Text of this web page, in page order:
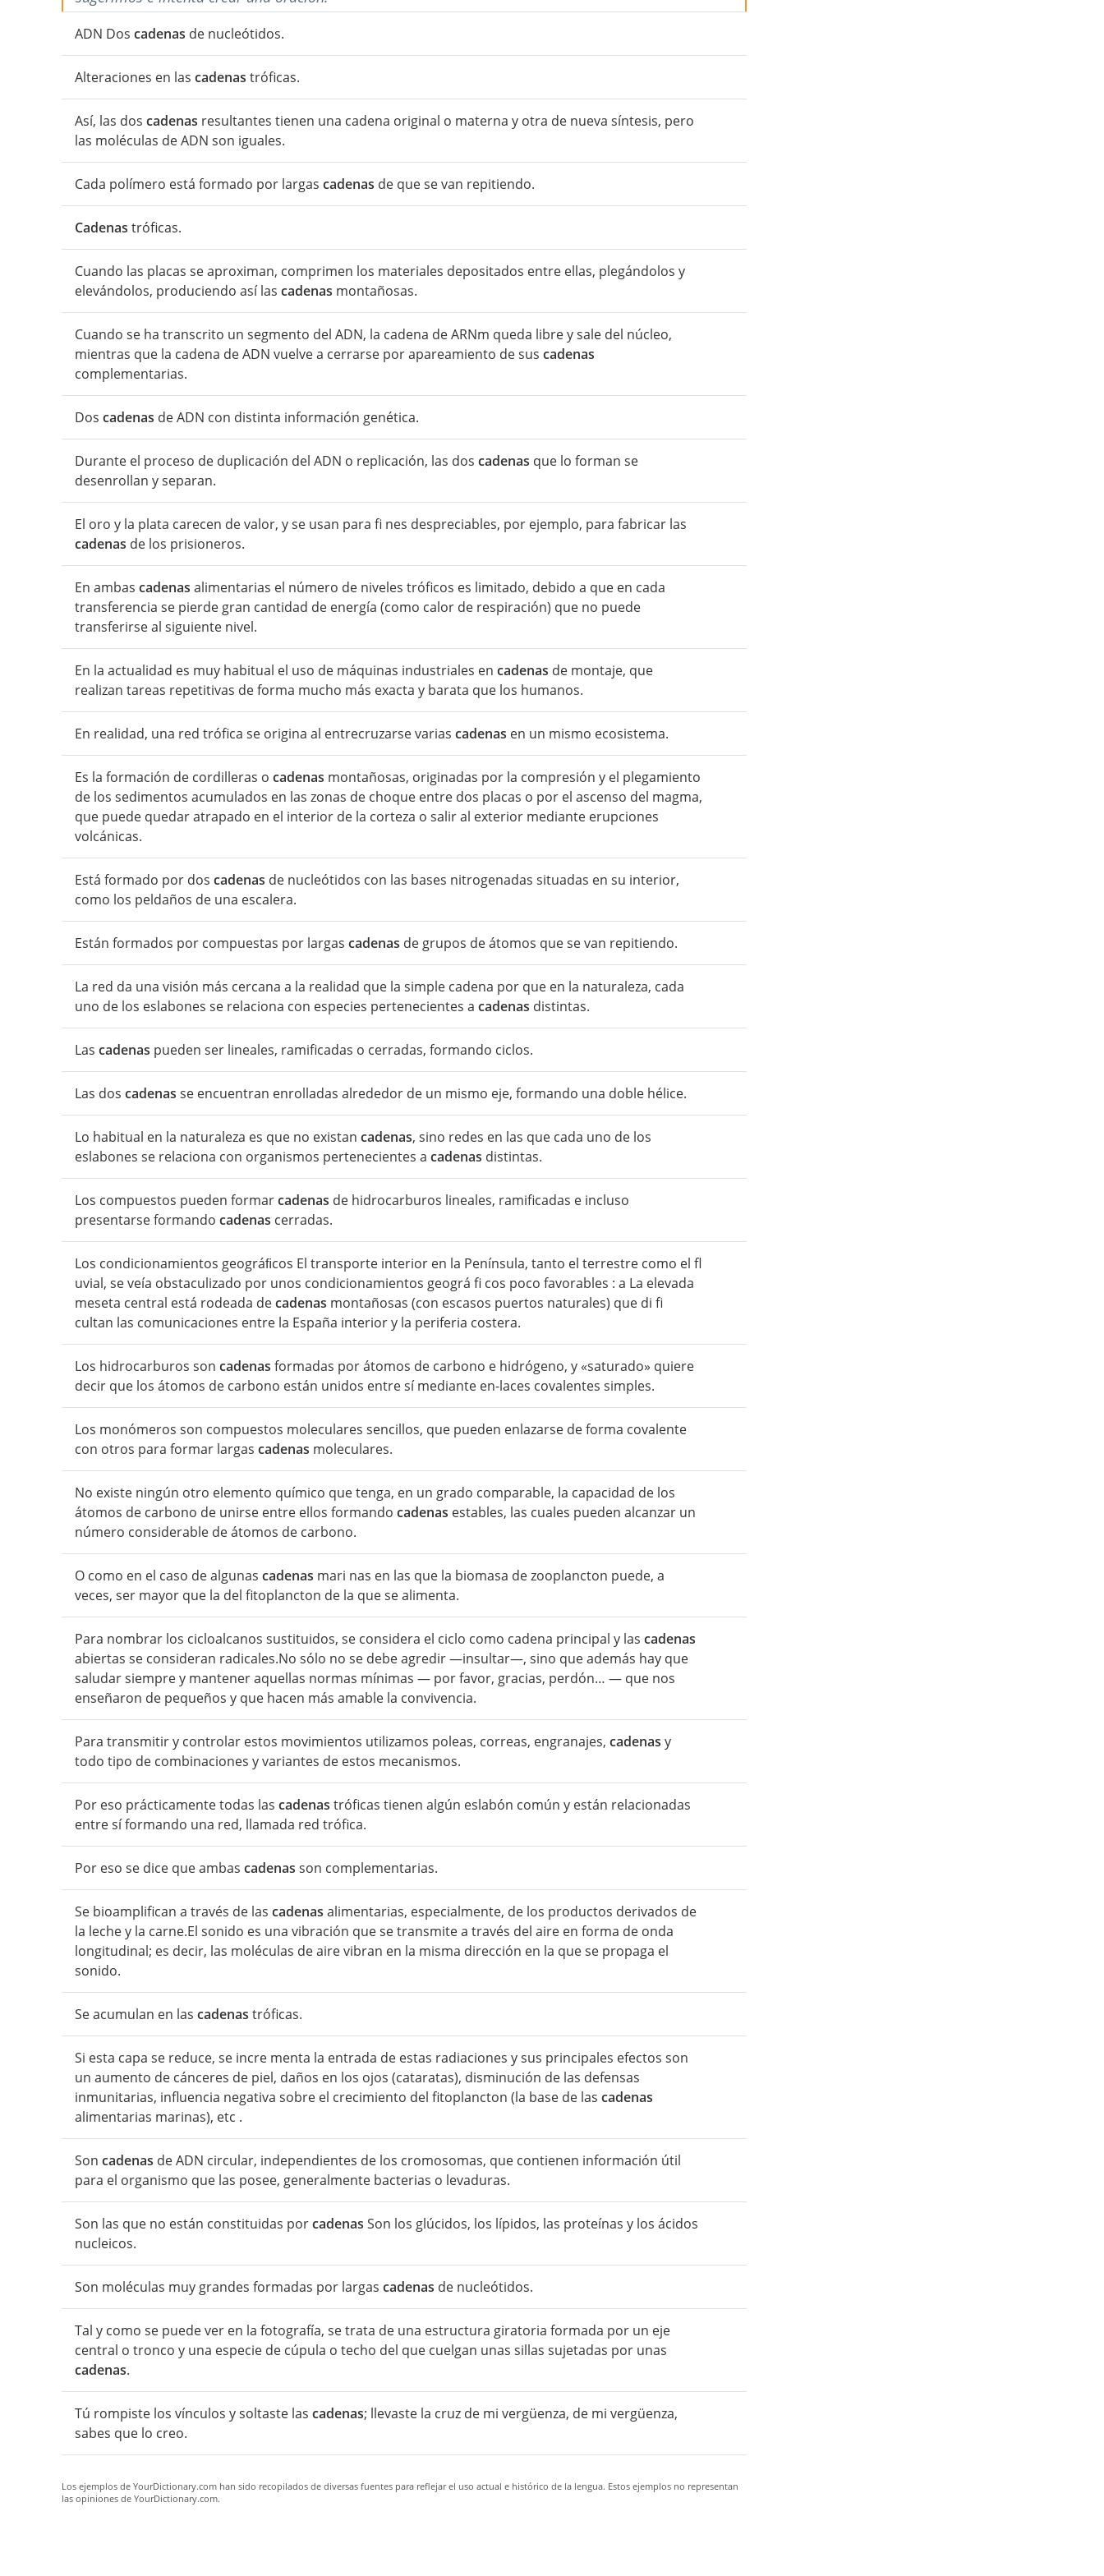
ADN Dos cadenas de nucleótidos.
Alteraciones en las cadenas tróficas.
Así, las dos cadenas resultantes tienen una cadena original o materna y otra de nueva síntesis, pero
las moléculas de ADN son iguales.
Cada polímero está formado por largas cadenas de que se van repitiendo.
Cadenas tróficas.
Cuando las placas se aproximan, comprimen los materiales depositados entre ellas, plegándolos y
elevándolos, produciendo así las cadenas montañosas.
Cuando se ha transcrito un segmento del ADN, la cadena de ARNm queda libre y sale del núcleo,
mientras que la cadena de ADN vuelve a cerrarse por apareamiento de sus cadenas
complementarias.
Dos cadenas de ADN con distinta información genética.
Durante el proceso de duplicación del ADN o replicación, las dos cadenas que lo forman se
desenrollan y separan.
El oro y la plata carecen de valor, y se usan para fi nes despreciables, por ejemplo, para fabricar las
cadenas de los prisioneros.
En ambas cadenas alimentarias el número de niveles tróficos es limitado, debido a que en cada
transferencia se pierde gran cantidad de energía (como calor de respiración) que no puede
transferirse al siguiente nivel.
En la actualidad es muy habitual el uso de máquinas industriales en cadenas de montaje, que
realizan tareas repetitivas de forma mucho más exacta y barata que los humanos.
En realidad, una red trófica se origina al entrecruzarse varias cadenas en un mismo ecosistema.
Es la formación de cordilleras o cadenas montañosas, originadas por la compresión y el plegamiento
de los sedimentos acumulados en las zonas de choque entre dos placas o por el ascenso del magma,
que puede quedar atrapado en el interior de la corteza o salir al exterior mediante erupciones
volcánicas.
Está formado por dos cadenas de nucleótidos con las bases nitrogenadas situadas en su interior,
como los peldaños de una escalera.
Están formados por compuestas por largas cadenas de grupos de átomos que se van repitiendo.
La red da una visión más cercana a la realidad que la simple cadena por que en la naturaleza, cada
uno de los eslabones se relaciona con especies pertenecientes a cadenas distintas.
Las cadenas pueden ser lineales, ramificadas o cerradas, formando ciclos.
Las dos cadenas se encuentran enrolladas alrededor de un mismo eje, formando una doble hélice.
Lo habitual en la naturaleza es que no existan cadenas, sino redes en las que cada uno de los
eslabones se relaciona con organismos pertenecientes a cadenas distintas.
Los compuestos pueden formarcadenas de hidrocarburos lineales, ramificadas e incluso
presentarse formando cadenas cerradas.
Los condicionamientos geográﬁcos El transporte interior en la Península, tanto el terrestre como el fl
uvial, se veía obstaculizado por unos condicionamientos geográ fi cos poco favorables : a La elevada
meseta central está rodeada decadenas montañosas (con escasos puertos naturales) que di fi
cultan las comunicaciones entre la España interior y la periferia costera.
Los hidrocarburos son cadenas formadas por átomos de carbono e hidrógeno, y «saturado» quiere
decir que los átomos de carbono están unidos entre sí mediante en-laces covalentes simples.
Los monómeros son compuestos moleculares sencillos, que pueden enlazarse de forma covalente
con otros para formar largas cadenas moleculares.
No existe ningún otro elemento químico que tenga, en un grado comparable, la capacidad de los
átomos de carbono de unirse entre ellos formando cadenas estables, las cuales pueden alcanzar un
número considerable de átomos de carbono.
O como en el caso de algunas cadenas mari nas en las que la biomasa de zooplancton puede, a
veces, ser mayor que la del fitoplancton de la que se alimenta.
Para nombrar los cicloalcanos sustituidos, se considera el ciclo como cadena principal y las cadenas
abiertas se consideran radicales.No sólo no se debe agredir —insultar—, sino que además hay que
saludar siempre y mantener aquellas normas mínimas — por favor, gracias, perdón… — que nos
enseñaron de pequeños y que hacen más amable la convivencia.
Para transmitir y controlar estos movimientos utilizamos poleas, correas, engranajes, cadenas y
todo tipo de combinaciones y variantes de estos mecanismos.
Por eso prácticamente todas las cadenas tróficas tienen algún eslabón común y están relacionadas
entre sí formando una red, llamada red trófica.
Por eso se dice que ambas cadenas son complementarias.
Se bioamplifican a través de las cadenas alimentarias, especialmente, de los productos derivados de
la leche y la carne.El sonido es una vibración que se transmite a través del aire en forma de onda
longitudinal; es decir, las moléculas de aire vibran en la misma dirección en la que se propaga el
sonido.
Se acumulan en las cadenas tróficas.
Si esta capa se reduce, se incre menta la entrada de estas radiaciones y sus principales efectos son
un aumento de cánceres de piel, daños en los ojos (cataratas), disminución de las defensas
inmunitarias, influencia negativa sobre el crecimiento del fitoplancton (la base de las cadenas
alimentarias marinas), etc .
Son cadenas de ADN circular, independientes de los cromosomas, que contienen información útil
para el organismo que las posee, generalmente bacterias o levaduras.
Son las que no están constituidas porcadenas Son los glúcidos, los lípidos, las proteínas y los ácidos
nucleicos.
Son moléculas muy grandes formadas por largas cadenas de nucleótidos.
Tal y como se puede ver en la fotografía, se trata de una estructura giratoria formada por un eje
central o tronco y una especie de cúpula o techo del que cuelgan unas sillas sujetadas por unas
cadenas.
Tú rompiste los vínculos y soltaste las cadenas; llevaste la cruz de mi vergüenza, de mi vergüenza,
sabes que lo creo.
Los ejemplos de YourDictionary.com han sido recopilados de diversas fuentes para reflejar el uso actual e histórico de la lengua. Estos ejemplos no representan
las opiniones de YourDictionary.com.